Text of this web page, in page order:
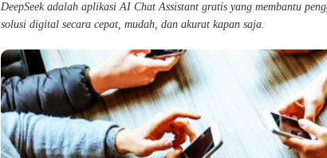
DeepSeek adalah aplikasi AI Chat Assistant gratis yang membantu
solusi digital secara cepat, mudah, dan akurat kapan saja.